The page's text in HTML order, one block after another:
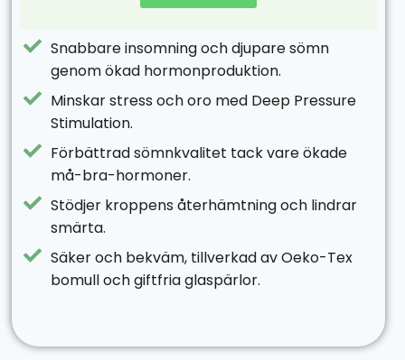
Snabbare insomning och djupare sömn
genom ökad hormonproduktion.
Minskar stress och oro med Deep Pressure
Stimulation.
Förbättrad sömnkvalitet tack vare ökade
må-bra-hormoner.
Stödjer kroppens återhämtning och lindrar
smärta.
Säker och bekväm, tillverkad av Oeko-Tex
bomull och giftfria glaspärlor.